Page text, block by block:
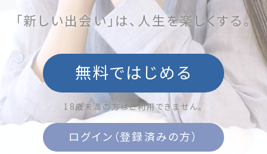
「新しい出会い」は、人生を楽しくする。
無料ではじめる
18歳未満の方はご利用できません。
ログイン（登録済みの方）